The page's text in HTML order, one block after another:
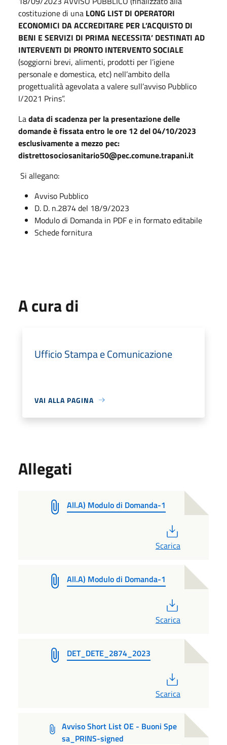
costituzione di una LONG LIST DI OPERATORI
ECONOMICI DA ACCREDITARE PER L’ACQUISTO DI
BENI E SERVIZI DI PRIMA NECESSITA’ DESTINATI AD
INTERVENTI DI PRONTO INTERVENTO SOCIALE
(soggiorni brevi, alimenti, prodotti per l’igiene
personale e domestica, etc) nell’ambito della
progettualità agevolata a valere sull’avviso Pubblico
I/2021 Prins”.
Ladata di scadenza per la presentazione delle
domande è fissata entro le ore 12 del 04/10/2023
esclusivamente a mezzo pec:
distrettosociosanitario50@pec.comune.trapani.it
Si allegano:
Avviso Pubblico
D. D. n.2874 del 18/9/2023
Modulo di Domanda in PDF e in formato editabile
Schede fornitura
A cura di
Ufficio Stampa e Comunicazione
VAI ALLA PAGINA
Allegati
All.A) Modulo di Domanda-1
Scarica
All.A) Modulo di Domanda-1
Scarica
DET_DETE_2874_2023
Scarica
Avviso Short List OE - Buoni Spe
sa_PRINS-signed